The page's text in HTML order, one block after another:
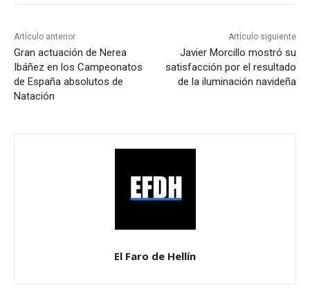
Artículo anterior
Gran actuación de Nerea
Ibáñez en los Campeonatos
de España absolutos de
Natación
Artículo siguiente
Javier Morcillo mostró su
satisfacción por el resultado
de la iluminación navideña
El Faro de Hellín